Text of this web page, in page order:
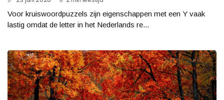
Voor kruiswoordpuzzels zijn eigenschappen met een Y vaak
lastig omdat de letter in het Nederlands re...